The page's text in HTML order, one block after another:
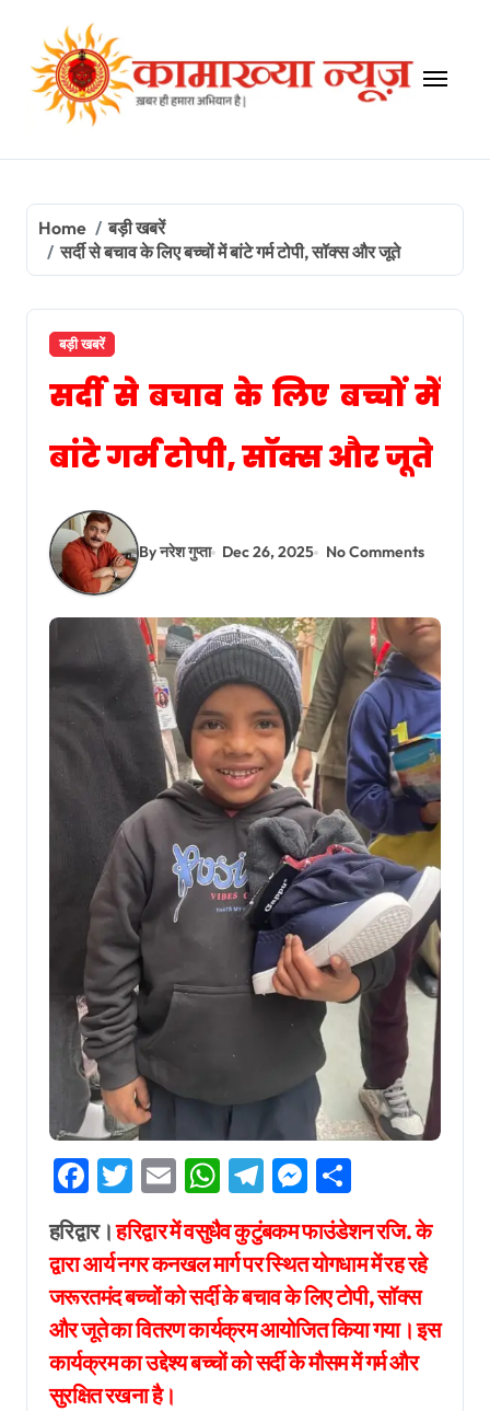
content
Home
बड़ी खबरें
सर्दी से बचाव के लिए बच्चों में बांटे गर्म टोपी, सॉक्स और जूते
बड़ी खबरें
सर्दी से बचाव के लिए बच्चों में
बांटे गर्म टोपी, सॉक्स और जूते
By नरेश गुप्ता Dec 26, 2025 No Comments
Facebook
Twitter
EmailWhatsApp
Telegram
Messenger
हरिद्वार।हरिद्वार में वसुधैव कुटुंबकम फाउंडेशन रजि. के
द्वारा आर्य नगर कनखल मार्ग पर स्थित योगधाम में रह रहे
जरूरतमंद बच्चों को सर्दी के बचाव के लिए टोपी, सॉक्स
और जूते का वितरण कार्यक्रम आयोजित किया गया। इस
कार्यक्रम का उद्देश्य बच्चों को सर्दी के मौसम में गर्म और
सुरक्षित रखना है।